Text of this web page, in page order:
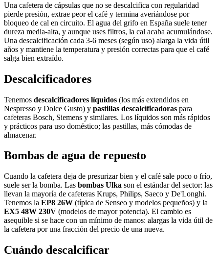
Una cafetera de cápsulas que no se descalcifica con regularidad
pierde presión, extrae peor el café y termina averiándose por
bloqueo de cal en circuito. El agua del grifo en España suele tener
dureza media-alta, y aunque uses filtros, la cal acaba acumulándose.
Una descalcificación cada 3-6 meses (según uso) alarga la vida útil
años y mantiene la temperatura y presión correctas para que el café
salga bien extraído.
Descalcificadores
Tenemos descalcificadores líquidos (los más extendidos en
Nespresso y Dolce Gusto) y pastillas descalcificadoras para
cafeteras Bosch, Siemens y similares. Los líquidos son más rápidos
y prácticos para uso doméstico; las pastillas, más cómodas de
almacenar.
Bombas de agua de repuesto
Cuando la cafetera deja de presurizar bien y el café sale poco o frío,
suele ser la bomba. Las bombas Ulka son el estándar del sector: las
llevan la mayoría de cafeteras Krups, Philips, Saeco y De'Longhi.
Tenemos la EP8 26W (típica de Senseo y modelos pequeños) y la
EX5 48W 230V (modelos de mayor potencia). El cambio es
asequible si se hace con un mínimo de manos: alargas la vida útil de
la cafetera por una fracción del precio de una nueva.
Cuándo descalcificar